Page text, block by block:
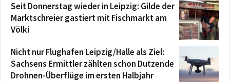
Seit Donnerstag wieder in Leipzig: Gilde der
Marktschreier gastiert mit Fischmarkt am
Völki
Nicht nur Flughafen Leipzig/Halle als Ziel:
Sachsens Ermittler zählten schon Dutzende
Drohnen-Überflüge im ersten Halbjahr